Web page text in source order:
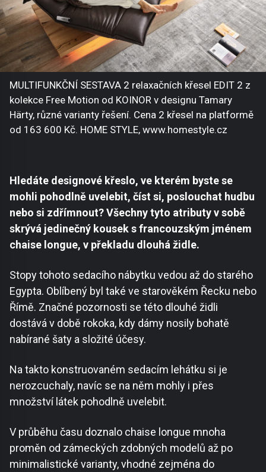
MULTIFUNKČNÍ SESTAVA 2 relaxačních křesel EDIT 2 z
kolekce Free Motion od KOINOR v designu Tamary
Härty, různé varianty řešení. Cena 2 křesel na platformě
od 163 600 Kč. HOME STYLE, www.homestyle.cz
Hledáte designové křeslo, ve kterém byste se
mohli pohodlně uvelebit, číst si, poslouchat hudbu
nebo si zdřímnout? Všechny tyto atributy v sobě
skrývá jedinečný kousek s francouzským jménem
chaise longue, v překladu dlouhá židle.
Stopy tohoto sedacího nábytku vedou až do starého
Egypta. Oblíbený byl také ve starověkém Řecku nebo
Římě. Značné pozornosti se této dlouhé židli
dostává v době rokoka, kdy dámy nosily bohatě
nabírané šaty a složité účesy.
Na takto konstruovaném sedacím lehátku si je
nerozcuchaly, navíc se na něm mohly i přes
množství látek pohodlně uvelebit.
V průběhu času doznalo chaise longue mnoha
proměn od zámeckých zdobných modelů až po
minimalistické varianty, vhodné zejména do